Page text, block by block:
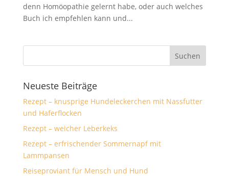
denn Homöopathie gelernt habe, oder auch welches
Buch ich empfehlen kann und...
Neueste Beiträge
Rezept – knusprige Hundeleckerchen mit Nassfutter
und Haferflocken
Rezept – weicher Leberkeks
Rezept – erfrischender Sommernapf mit
Lammpansen
Reiseproviant für Mensch und Hund